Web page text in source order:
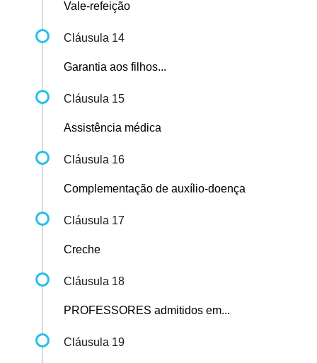
Vale-refeição
Cláusula 14
Garantia aos filhos...
Cláusula 15
Assistência médica
Cláusula 16
Complementação de auxílio-doença
Cláusula 17
Creche
Cláusula 18
PROFESSORES admitidos em...
Cláusula 19